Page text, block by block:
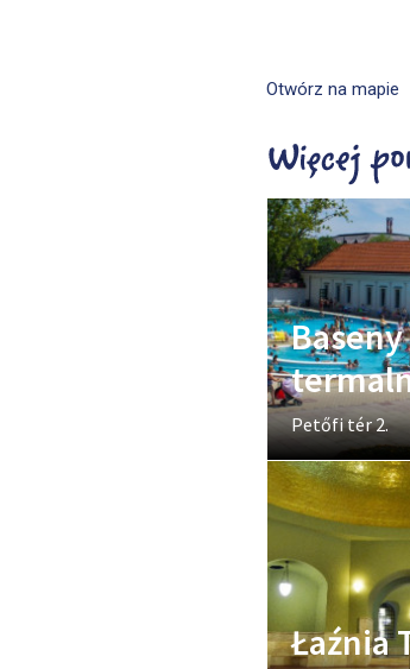
Otwórz na mapie
Baseny
Petőfi tér 2.
Łaźnia